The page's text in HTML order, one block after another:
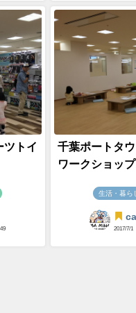
ツトイ
千葉ポートタ
ワークショッ
生活・暮らし
2017/7/1